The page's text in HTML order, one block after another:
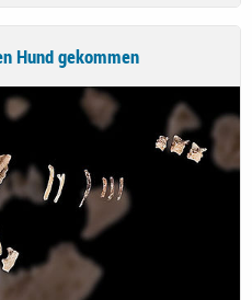
Hund gekommen